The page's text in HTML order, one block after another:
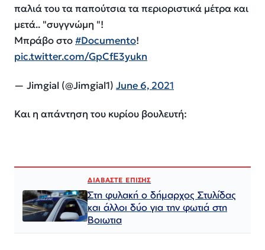
παλιά του τα παπούτσια τα περιοριστικά μέτρα και
μετά.. "συγγνώμη "!
Μπράβο στο#Documento!
pic.twitter.com/GpCfE3yukn
— Jimgial (@Jimgial1) June 6, 2021
Και η απάντηση του κυρίου βουλευτή:
ΔΙΑΒΑΣΤΕ ΕΠΙΣΗΣ
Στη φυλακή ο δήμαρχος Στυλίδας
και άλλοι δύο για την φωτιά στη
Βοιωτια